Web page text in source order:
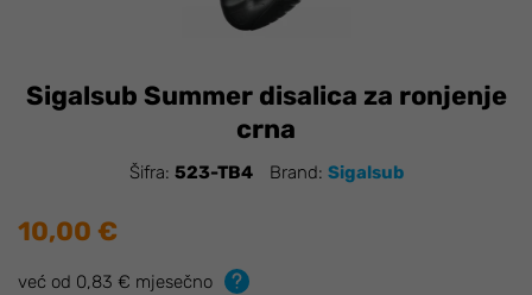
Sigalsub Summer disalica za ronjenje
crna
Šifra: 523-TB4 Brand: Sigalsub
10,00 €
već od 0,83 € mjesečno